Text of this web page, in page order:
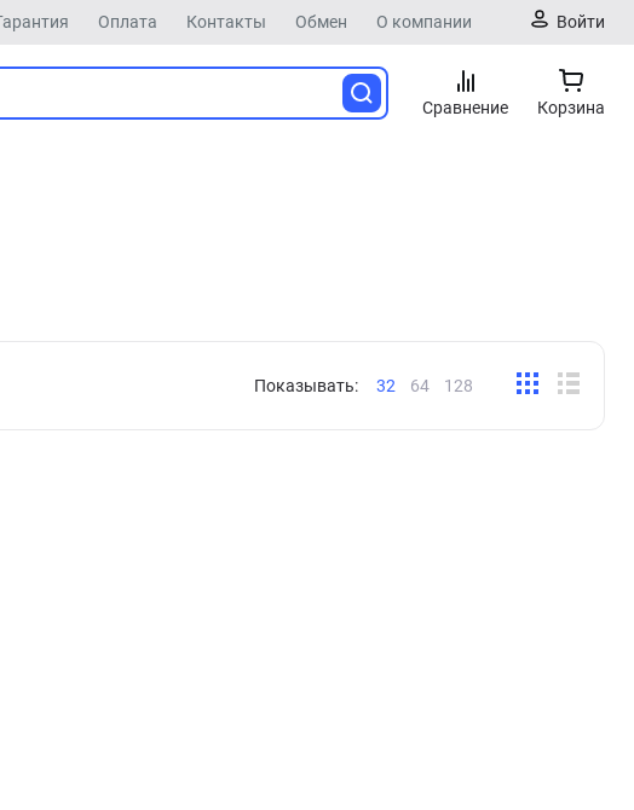
Оплата Контакты Обмен О компании Войти
Сравнение Корзина
Показывать: 32 64 128